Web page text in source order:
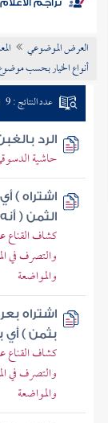
موضوعي
تراجم الأعلام
العرض الموضوعي
أنواع الخيار بحسب
عدد النتائج : 9
الرد
حاشية
اشتراه )
الثمن (
كشاف القناع
والتصرف في
والمواضعة
اشتراه
بثمن ) أي
كشاف القناع
والتصرف في
والمواضعة